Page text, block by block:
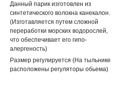
Данный парик изготовлен из
синтетического волокна канекалон.
(Изготавляется путем сложной
переработки морских водорослей,
что обеспечивает его гипо-
алергеность)
Размер регулируется (На тыльнике
расположены регуляторы обьема)